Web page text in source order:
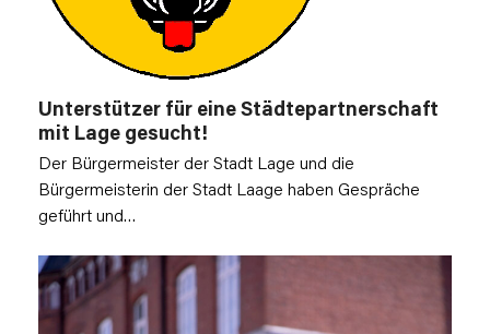
Unterstützer für eine Städtepartnerschaft
mit Lage gesucht!
Der Bürgermeister der Stadt Lage und die
Bürgermeisterin der Stadt Laage haben Gespräche
geführt und…